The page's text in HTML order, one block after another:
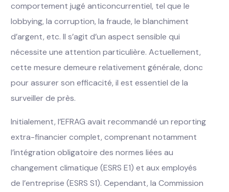
comportement jugé anticoncurrentiel, tel que le
lobbying, la corruption, la fraude, le blanchiment
d’argent, etc. Il s’agit d’un aspect sensible qui
nécessite une attention particulière. Actuellement,
cette mesure demeure relativement générale, donc
pour assurer son efficacité, il est essentiel de la
surveiller de près.
Initialement, l’EFRAG avait recommandé un reporting
extra-financier complet, comprenant notamment
l’intégration obligatoire des normes liées au
changement climatique (ESRS E1) et aux employés
de l’entreprise (ESRS S1). Cependant, la Commission